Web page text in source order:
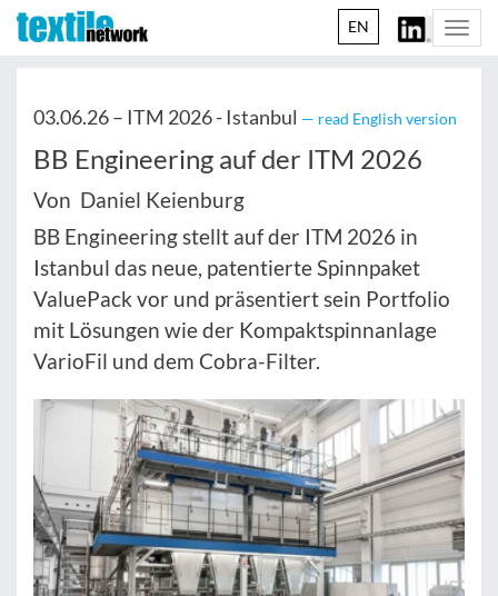
EN
03.06.26 – ITM 2026 - Istanbul — read English version
BB Engineering auf der ITM 2026
Von Daniel Keienburg
BB Engineering stellt auf der ITM 2026 in
Istanbul das neue, patentierte Spinnpaket
ValuePack vor und präsentiert sein Portfolio
mit Lösungen wie der Kompaktspinnanlage
VarioFil und dem Cobra-Filter.